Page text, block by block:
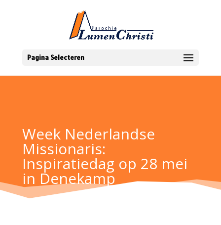
Pagina Selecteren
Week Nederlandse
Missionaris:
Inspiratiedag op 28 mei
in Denekamp